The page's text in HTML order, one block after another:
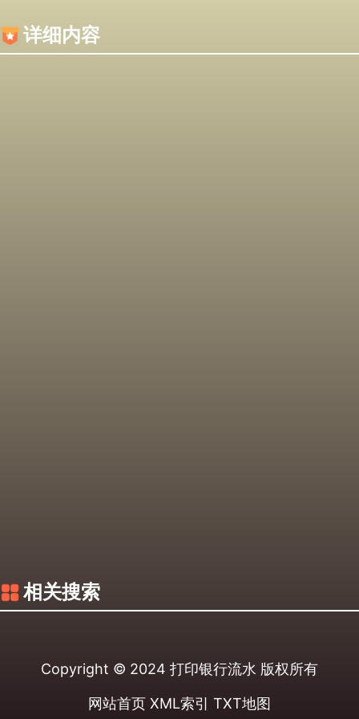
详细内容
相关搜索
Copyright © 2024 打印银行流水 版权所有
网站首页 XML索引 TXT地图